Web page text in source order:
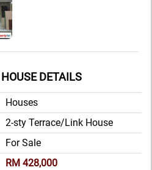
DETAILS
Houses
2-sty Terrace/Link House
For Sale
RM 428,000